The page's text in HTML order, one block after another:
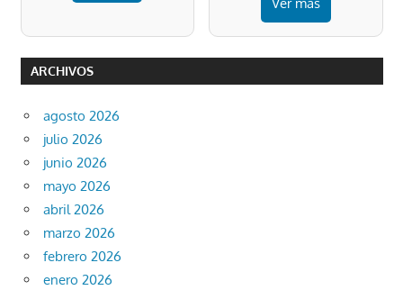
ARCHIVOS
agosto 2026
julio 2026
junio 2026
mayo 2026
abril 2026
marzo 2026
febrero 2026
enero 2026